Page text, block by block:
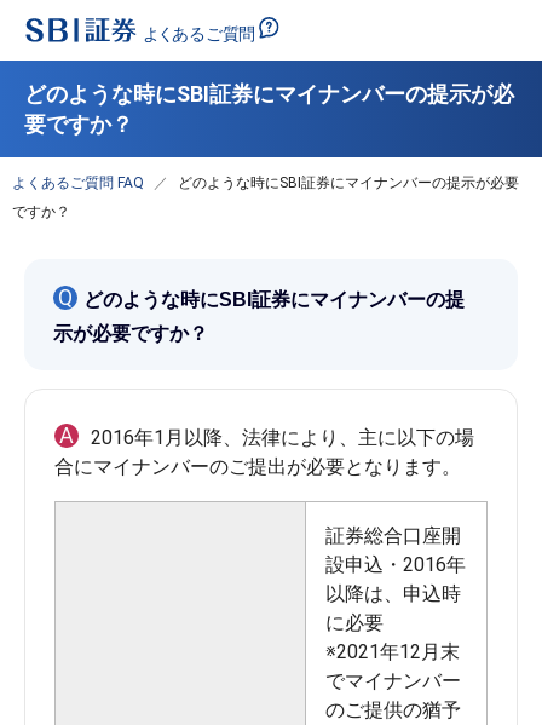
どのような時にSBI証券にマイナンバーの提示が必
要ですか？
よくあるご質問 FAQ
どのような時にSBI証券にマイナンバーの提示が必要
ですか？
Q
どのような時にSBI証券にマイナンバーの提
示が必要ですか？
A
2016年1月以降、法律により、主に以下の場
証券総合口座開
設申込・2016年
以降は、申込時
に必要
※2021年12月末
でマイナンバー
のご提供の猶予